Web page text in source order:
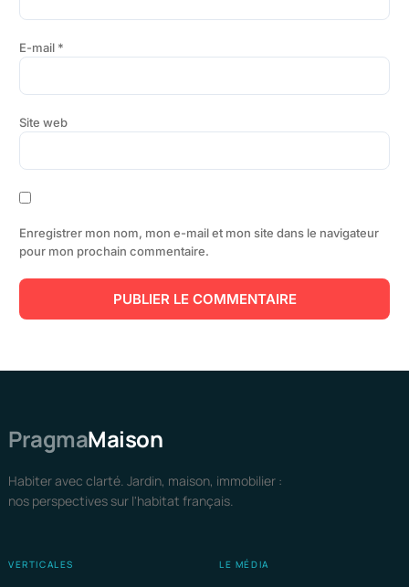
E-mail *
Site web
Enregistrer mon nom, mon e-mail et mon site dans le navigateur
pour mon prochain commentaire.
PragmaMaison
Habiter avec clarté. Jardin, maison, immobilier :
nos perspectives sur l'habitat français.
VERTICALES LE MÉDIA